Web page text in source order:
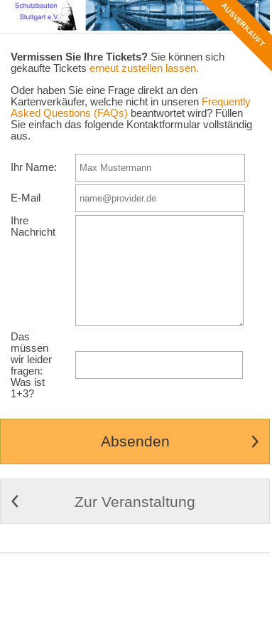
AUSVERKAUFT
Vermissen Sie Ihre Tickets? Sie können sich
gekaufte Tickets erneut zustellen lassen.
Oder haben Sie eine Frage direkt an den
Kartenverkäufer, welche nicht in unseren Frequently
Asked Questions (FAQs) beantwortet wird? Füllen
Sie einfach das folgende Kontaktformular vollständig
aus.
Ihr Name:
E-Mail
Ihre
Nachricht
Das
müssen
wir leider
fragen:
Was ist
1+3?
Zur Veranstaltung